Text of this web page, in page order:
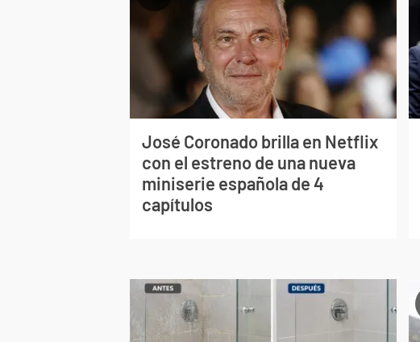
José Coronado brilla en Netflix
con el estreno de una nueva
miniserie española de 4
capítulos